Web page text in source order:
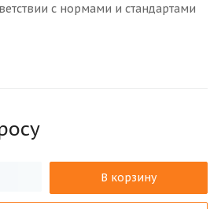
с нормами и стандартами
осу
В корзину